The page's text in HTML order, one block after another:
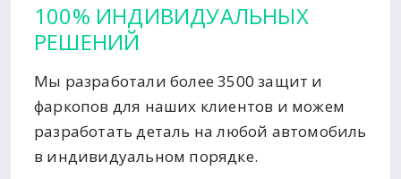
100% ИНДИВИДУАЛЬНЫХ
РЕШЕНИЙ
Мы разработали более 3500 защит и
фаркопов для наших клиентов и можем
разработать деталь на любой автомобиль
в индивидуальном порядке.